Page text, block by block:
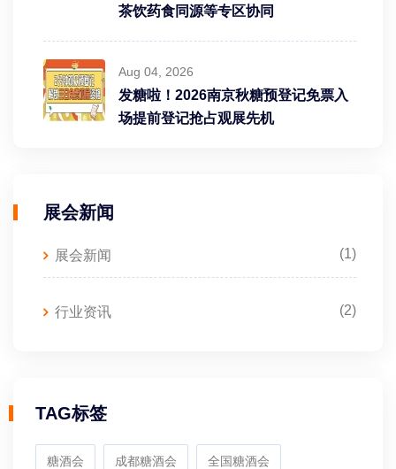
茶饮药食同源等专区协同
Aug 04, 2026
发糖啦！2026南京秋糖预登记免票入
场提前登记抢占观展先机
展会新闻
展会新闻 (1)
行业资讯 (2)
TAG标签
糖酒会 成都糖酒会 全国糖酒会